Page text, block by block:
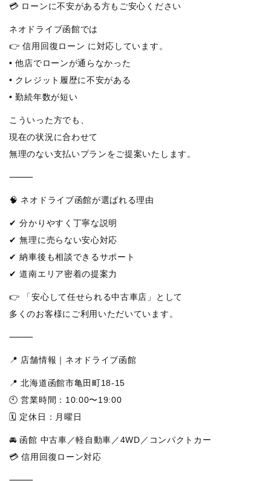
💳 ローンに不安がある方もご安心ください
ネオドライブ函館では
👉 信用回復ローン に対応しています。
• 他店でローンが通らなかった
• クレジット履歴に不安がある
• 勤続年数が短い
こういった方でも、
現在の状況に合わせて
無理のない支払いプランをご提案いたします。
⸻
🧠 ネオドライブ函館が選ばれる理由
✔ 分かりやすく丁寧な説明
✔ 無理に売らない安心対応
✔ 納車後も相談できるサポート
✔ 道南エリア密着の提案力
👉 「安心して任せられる中古車店」として
多くのお客様にご利用いただいています。
⸻
📍 店舗情報｜ネオドライブ函館
📍 北海道函館市亀田町18-15
🕙 営業時間：10:00〜19:00
🗓 定休日：月曜日
🚘 函館 中古車／軽自動車／4WD／コンパクトカー
💳 信用回復ローン対応